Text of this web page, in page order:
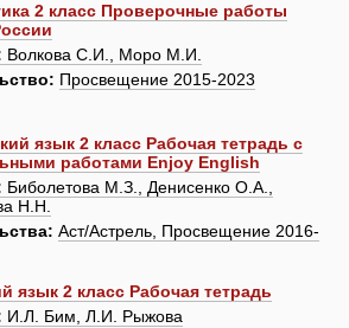
2 класс Проверочные работы
Волкова С.И., Моро М.И.
Просвещение 2015-2023
язык 2 класс Рабочая тетрадь с
работами Enjoy English
Биболетова М.З., Денисенко О.А.,
Н.Н.
Аст/Астрель, Просвещение 2016-
язык 2 класс Рабочая тетрадь
И.Л. Бим, Л.И. Рыжова